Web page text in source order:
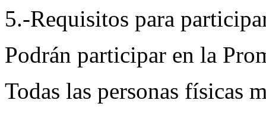
5.-Requisitos para
Podrán participar en la
Todas las personas físicas